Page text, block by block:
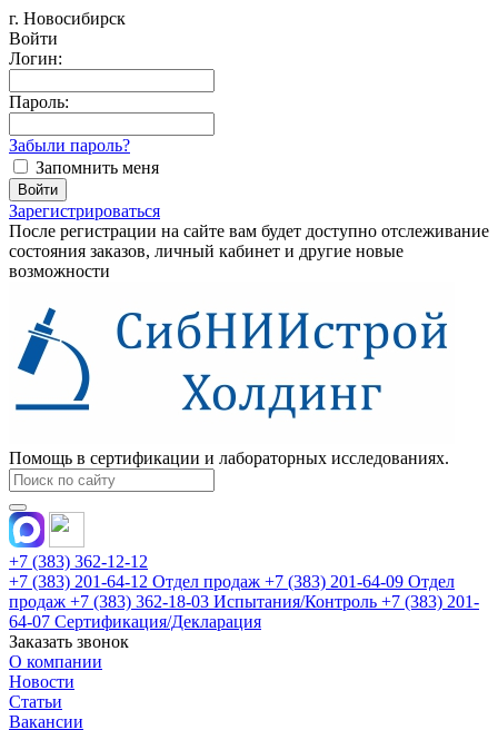
г. Новосибирск
Войти
Логин:
Пароль:
Забыли пароль?
Запомнить меня
Зарегистрироваться
После регистрации на сайте вам будет доступно отслеживание
состояния заказов, личный кабинет и другие новые
возможности
Помощь в сертификации и лабораторных исследованиях.
+7 (383) 362-12-12
+7 (383) 201-64-12 Отдел продаж +7 (383) 201-64-09 Отдел
продаж +7 (383) 362-18-03 Испытания/Контроль +7 (383) 201-
64-07 Сертификация/Декларация
Заказать звонок
О компании
Новости
Статьи
Вакансии